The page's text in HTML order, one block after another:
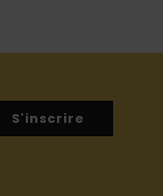
S'inscrire